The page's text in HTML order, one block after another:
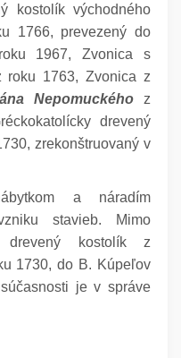
kostolík východného
1766, prevezený do
1967, Zvonica s
1763, Zvonica z
Nepomuckého z
drevený
zrekonštruovaný v
a náradím
stavieb. Mimo
drevený kostolík z
1730, do B. Kúpeľov
je v správe